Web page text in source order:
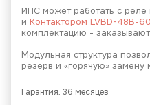
ИПС может работать с реле
и Контактором LVBD-48В-
комплектацию -
Модульная структура
резерв и «горячую»
Гарантия: 36 месяцев